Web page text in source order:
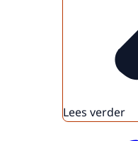
Lees verder